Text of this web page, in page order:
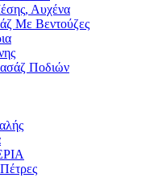
Αυχένα
Με Βεντούζες
Ποδιών